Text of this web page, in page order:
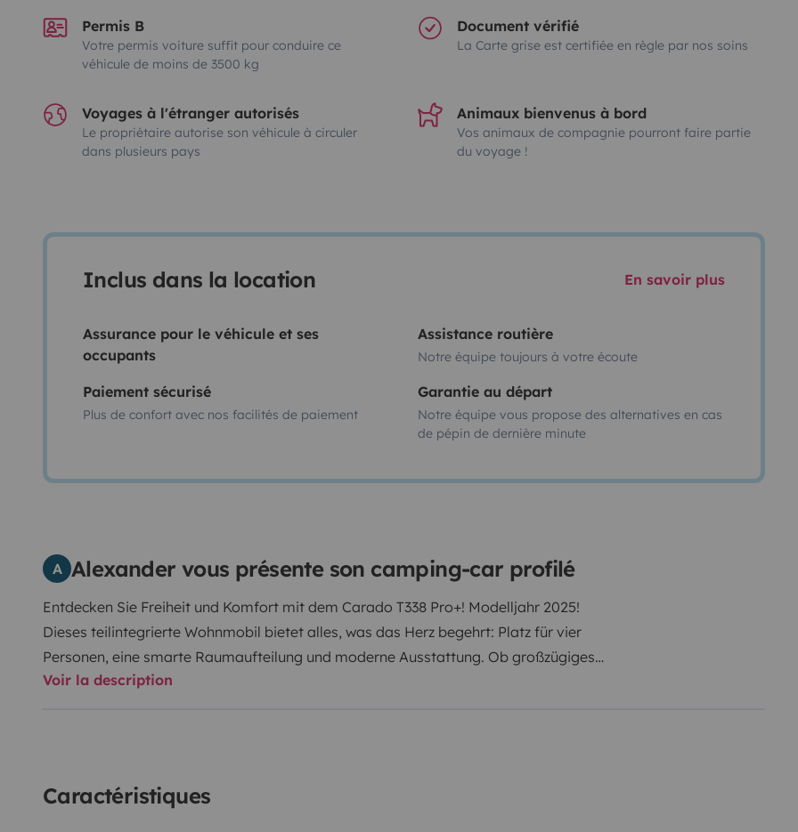
Permis B
Votre permis voiture suffit pour conduire ce
véhicule de moins de 3500 kg
Document vérifié
La Carte grise est certifiée en règle par nos soins
Voyages à l'étranger autorisés
Le propriétaire autorise son véhicule à circuler
dans plusieurs pays
Animaux bienvenus à bord
Vos animaux de compagnie pourront faire partie
du voyage !
Inclus dans la location En savoir plus
Assurance pour le véhicule et ses
occupants
Assistance routière
Notre équipe toujours à votre écoute
Paiement sécurisé
Plus de confort avec nos facilités de paiement
Garantie au départ
Notre équipe vous propose des alternatives en cas
de pépin de dernière minute
A Alexander vous présente son camping-car profilé
Entdecken Sie Freiheit und Komfort mit dem Carado T338 Pro+! Modelljahr 2025!
Dieses teilintegrierte Wohnmobil bietet alles, was das Herz begehrt: Platz für vier
Personen, eine smarte Raumaufteilung und moderne Ausstattung. Ob großzügiges
Doppelbett im Heck oder gemütliches Hubbett, eine praktische Küche, ein kompaktes
Voir la description
Caractéristiques